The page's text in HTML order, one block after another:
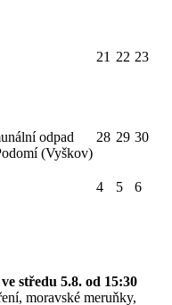
21 22 23
odpad
(Vyškov)
28 29 30
4 5
6
ve středu 5.8. od 15:30
moravské meruňky,